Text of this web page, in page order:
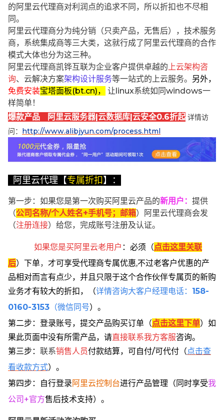
的阿里云代理商对利润点的追求不同，所以折扣也不尽相
同。
阿里云代理商分为纯分销（只卖产品，无售后），技术服务
商，系统集成商等三大类，这就行成了阿里云代理商的合作
模式大体也分为这三种。
阿里云代理商凯铧互联为企业客户提供卓越的 上云架构咨
询、云解决方案架构设计服务等一站式的上云服务。 另外，
免费安装宝塔面板(bt.cn)，
让linux系统如同windows一
样简单！
爆款产品 阿里云服务器|云数据库|云安全0.6折起 详情访
问： http://www.alibjyun.com/process.html
阿里云代理【专属折扣】：
第一步：如果您是第一次购买阿里云产品的新用户 ： 提供
（公司名称/个人姓名+手机号；邮箱）阿里云代理商会发
（注册连接）给您，完成账号注册及认证。
如果您是买阿里云老用户 ： 必须 （点击这里关联
后） 下单， 才可享受代理商专属优惠,不过老客户优惠的产
品相对而言有点少，并且只限于这个合作伙伴专属页的新购
业务才有较大的折扣，
（详情咨询大客户经理电话： 158-
0160-3153 （微信同号）。
第二步：登录账号，提交产品购买订单（点击这里下单） 如
果此页面中没有所需产品，请直接联系我方客服咨询。
第三步： 联系销售人员付款结算，可自付/可代付（点击查
看收款方式）。
第四步：自行登录阿里云控制台进行产品管理（同时享受我
公司+官方售后技术支持）。